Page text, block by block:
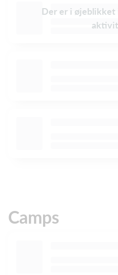
Der er i
Camps